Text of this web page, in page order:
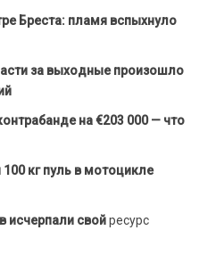
Бреста: пламя вспыхнуло
за выходные произошло
на €203 000 — что
кг пуль в мотоцикле
исчерпали свойресурс